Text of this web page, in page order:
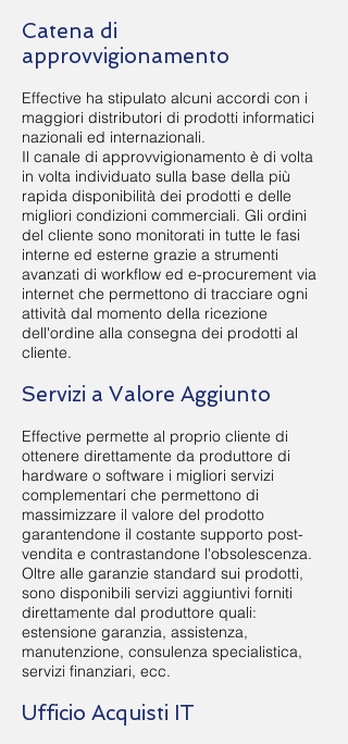
Catena di
approvvigionamento
Effective ha stipulato alcuni accordi con i
maggiori distributori di prodotti informatici
nazionali ed internazionali.
Il canale di approvvigionamento è di volta
in volta individuato sulla base della più
rapida disponibilità dei prodotti e delle
migliori condizioni commerciali. Gli ordini
del cliente sono monitorati in tutte le fasi
interne ed esterne grazie a strumenti
avanzati di workflow ed e-procurement via
internet che permettono di tracciare ogni
attività dal momento della ricezione
dell'ordine alla consegna dei prodotti al
cliente.
Servizi a Valore Aggiunto
Effective permette al proprio cliente di
ottenere direttamente da produttore di
hardware o software i migliori servizi
complementari che permettono di
massimizzare il valore del prodotto
garantendone il costante supporto post-
vendita e contrastandone l'obsolescenza.
Oltre alle garanzie standard sui prodotti,
sono disponibili servizi aggiuntivi forniti
direttamente dal produttore quali:
estensione garanzia, assistenza,
manutenzione, consulenza specialistica,
servizi finanziari, ecc.
Ufficio Acquisti IT